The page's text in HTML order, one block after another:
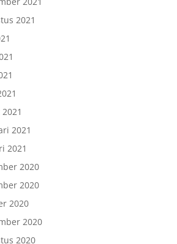
2021
2021
2021
2020
2020
2020
2020
2020